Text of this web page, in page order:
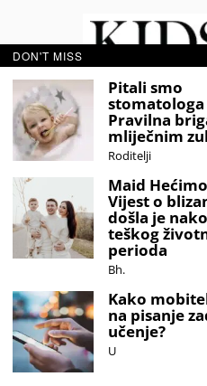
© 2020 -
Sva prava zadržana.
dozvole
Developed by
IZAŠAO JE NOVI MAGAZIN!
DON'T MISS
Pitali smo
stomatologa
Pravilna
mliječnim
Roditelji
Maid
Vijest o
došla je
teškog
perioda
Bh.
Kako
na pisanje
učenje?
U